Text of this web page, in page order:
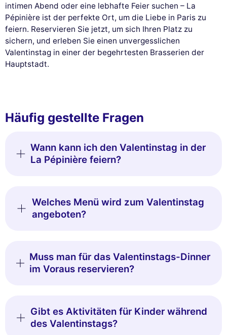
intimen Abend oder eine lebhafte Feier suchen – La
Pépinière ist der perfekte Ort, um die Liebe in Paris zu
feiern. Reservieren Sie jetzt, um sich Ihren Platz zu
sichern, und erleben Sie einen unvergesslichen
Valentinstag in einer der begehrtesten Brasserien der
Hauptstadt.
Häufig gestellte Fragen
Wann kann ich den Valentinstag in der
La Pépinière feiern?
Welches Menü wird zum Valentinstag
angeboten?
Muss man für das Valentinstags-Dinner
im Voraus reservieren?
Gibt es Aktivitäten für Kinder während
des Valentinstags?